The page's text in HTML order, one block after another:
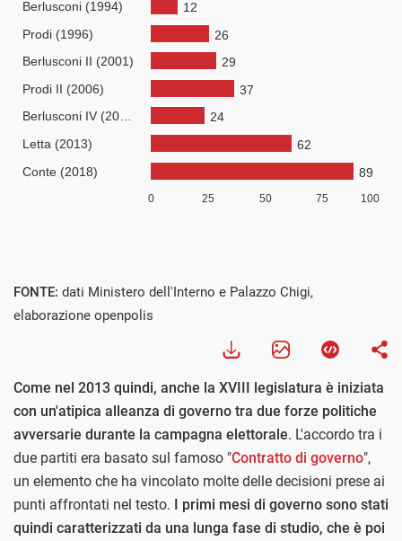
FONTE: dati Ministero dell'Interno e Palazzo Chigi,
elaborazione openpolis
Come nel 2013 quindi, anche la XVIII legislatura è iniziata
con un'atipica alleanza di governo tra due forze politiche
avversarie durante la campagna elettorale. L'accordo tra i
due partiti era basato sul famoso "Contratto di governo",
un elemento che ha vincolato molte delle decisioni prese ai
punti affrontati nel testo. I primi mesi di governo sono stati
quindi caratterizzati da una lunga fase di studio, che è poi